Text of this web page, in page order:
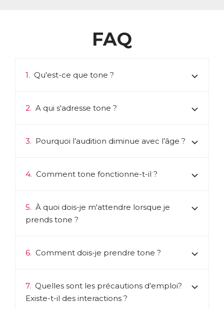
FAQ
1. Qu'est-ce que tone ?
2. A qui s'adresse tone ?
3. Pourquoi l’audition diminue avec l’âge ?
4. Comment tone fonctionne-t-il ?
5. À quoi dois-je m'attendre lorsque je
prends tone ?
6. Comment dois-je prendre tone ?
7. Quelles sont les précautions d’emploi?
Existe-t-il des interactions ?